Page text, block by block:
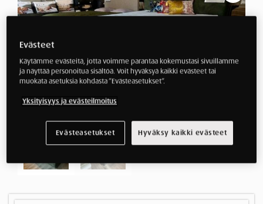
Evästeet
Käytämme evästeitä, jotta voimme parantaa kokemustasi sivuillamme
ja näyttää personoitua sisältöä. Voit hyväksyä kaikki evästeet tai
muokata asetuksia kohdasta ”Evästeasetukset”.
Yksityisyys ja evästeilmoitus
Evästeasetukset Hyväksy kaikki evästeet